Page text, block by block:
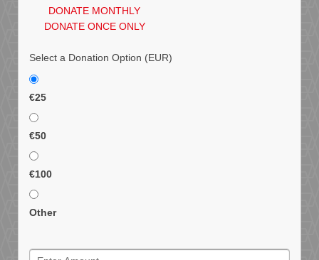
DONATE MONTHLY
DONATE ONCE ONLY
Select a Donation Option (EUR)
€25
€50
€100
Other